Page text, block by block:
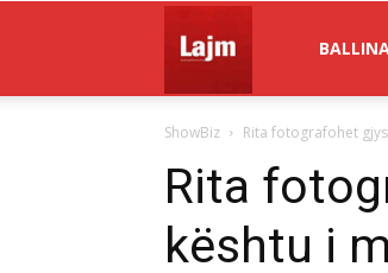
Lajm
ShowBiz Rita fotografohet
Rita
kështu i